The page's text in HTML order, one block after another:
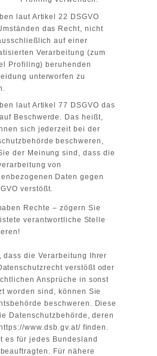
laut Artikel 22 DSGVO
das Recht, nicht
auf einer
Verarbeitung (zum
Profiling) beruhenden
unterworfen zu
laut Artikel 77 DSGVO das
Beschwerde. Das heißt,
sich jederzeit bei der
beschweren,
der Meinung sind, dass die
von
Daten gegen
verstößt.
Rechte – zögern Sie
verantwortliche Stelle
dass die Verarbeitung Ihrer
verstößt oder
Ansprüche in sonst
worden sind, können Sie
beschweren. Diese
Datenschutzbehörde, deren
https://www.dsb.gv.at/finden.
es für jedes Bundesland
Für nähere